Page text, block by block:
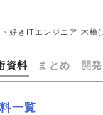
好きITエンジニア 木檜
資料 まとめ 開
一覧